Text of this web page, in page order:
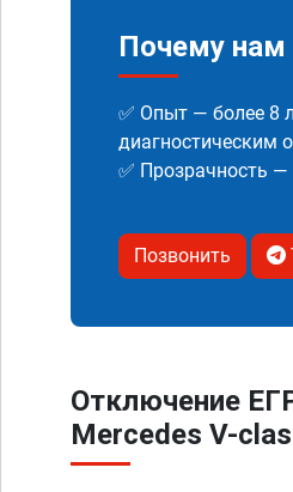
Почему
✅ Опыт — более 8
диагностическим
✅ Прозрачность
Позвонить
Отключение
Mercedes V-